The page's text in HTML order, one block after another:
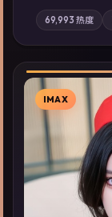
事主轴，科技
强化地域气质；
看」延展检索
69,993 热度
IMAX